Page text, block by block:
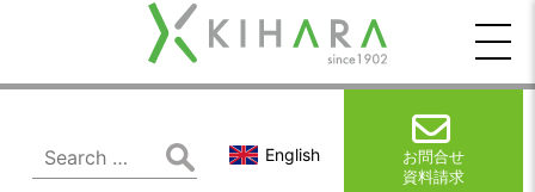
木
原
製
Search
for:
English
お問合せ
資料請求